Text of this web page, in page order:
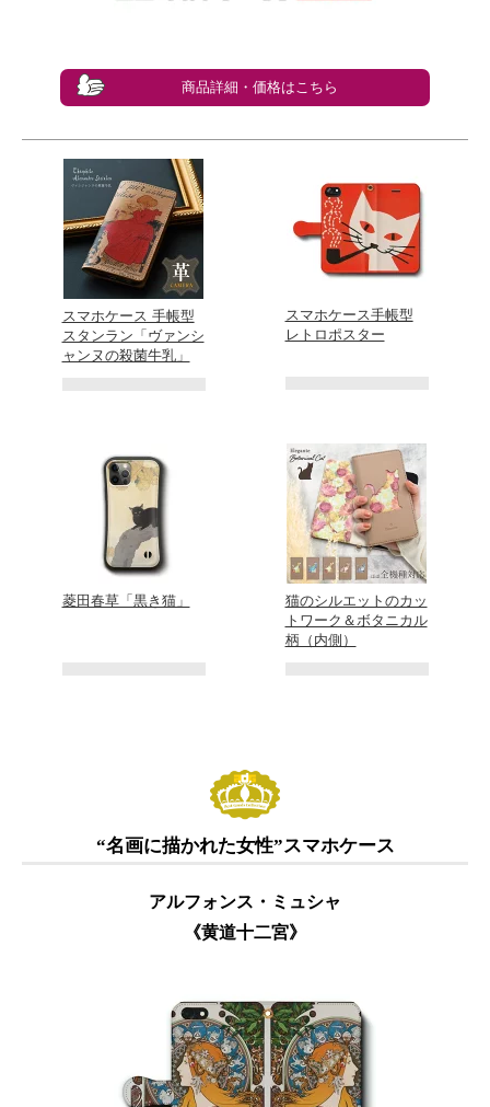
商品詳細・価格はこちら
スマホケース 手帳型
スタンラン「ヴァンシ
ャンヌの殺菌牛乳」
スマホケース手帳型
レトロポスター
菱田春草「黒き猫」
猫のシルエットのカッ
トワーク＆ボタニカル
柄（内側）
“名画に描かれた女性”スマホケース
アルフォンス・ミュシャ
《黄道十二宮》